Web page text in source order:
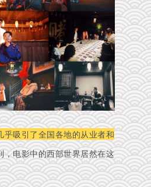
乎吸引了全国各地的从业者和
，电影中的西部世界居然在这